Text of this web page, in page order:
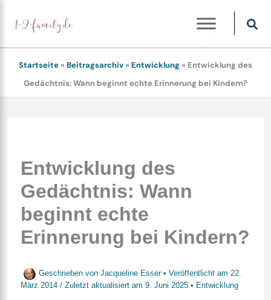
Inhalt
springen
Startseite » Beitragsarchiv » Entwicklung » Entwicklung des
Gedächtnis: Wann beginnt echte Erinnerung bei Kindern?
Entwicklung des
Gedächtnis: Wann
beginnt echte
Erinnerung bei Kindern?
Geschrieben von Jacqueline Esser • Veröffentlicht am 22.
März 2014 / Zuletzt aktualisiert am 9. Juni 2025• Entwicklung